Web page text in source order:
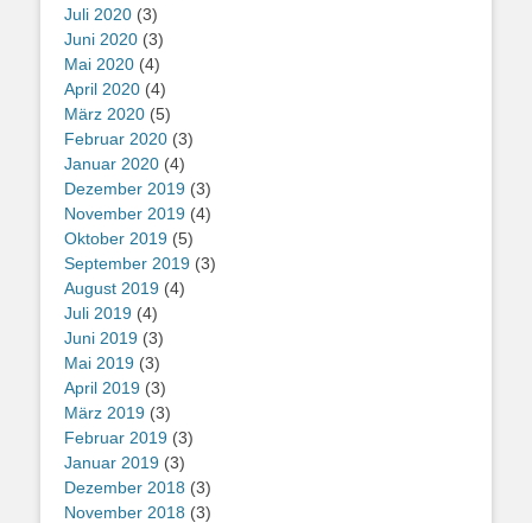
Juli 2020 (3)
Juni 2020 (3)
Mai 2020 (4)
April 2020 (4)
März 2020 (5)
Februar 2020 (3)
Januar 2020 (4)
Dezember 2019 (3)
November 2019 (4)
Oktober 2019 (5)
September 2019 (3)
August 2019 (4)
Juli 2019 (4)
Juni 2019 (3)
Mai 2019 (3)
April 2019 (3)
März 2019 (3)
Februar 2019 (3)
Januar 2019 (3)
Dezember 2018 (3)
November 2018 (3)